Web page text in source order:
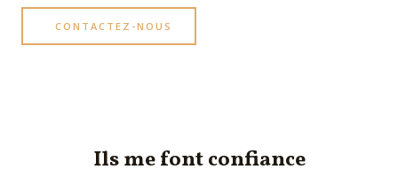
CONTACTEZ-NOUS
Ils me font confiance